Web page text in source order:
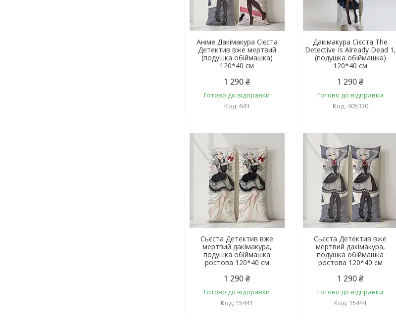
Аніме Дакімакура Сієста
Детектив вже мертвий
(подушка обіймашка)
120*40 см
1 290 ₴
Готово до відправки
643
Дакімакура Сієста The
Detective Is Already Dead 1,
(подушка обіймашка)
120*40 см
1 290 ₴
Готово до відправки
405330
Сьєста Детектив вже
мертвий дакімакура,
подушка обіймашка
ростова 120*40 см
1 290 ₴
Готово до відправки
15441
Сьєста Детектив вже
мертвий дакімакура,
подушка обіймашка
ростова 120*40 см
1 290 ₴
Готово до відправки
15444